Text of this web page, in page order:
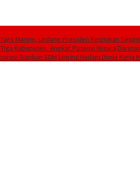
Marine, Undang Presiden Resmikan
Kabupaten, Angkat Potensi Wisata
Siapkan SDM Unggul Hadapi Dunia Kerja